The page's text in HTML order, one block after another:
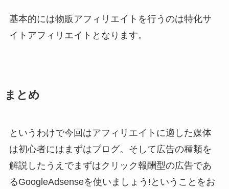
基本的には物販アフィリエイトを行うのは特化サ
イトアフィリエイトとなります。
まとめ
というわけで今回はアフィリエイトに適した媒体
は初心者にはまずはブログ。そして広告の種類を
解説したうえでまずはクリック報酬型の広告であ
るGoogleAdsenseを使いましょう!ということをお